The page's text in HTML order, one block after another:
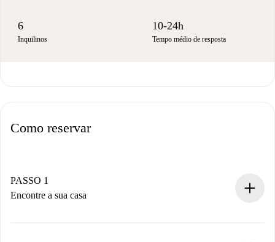
6
Inquilinos
10-24h
Tempo médio de resposta
Como reservar
PASSO 1
Encontre a sua casa